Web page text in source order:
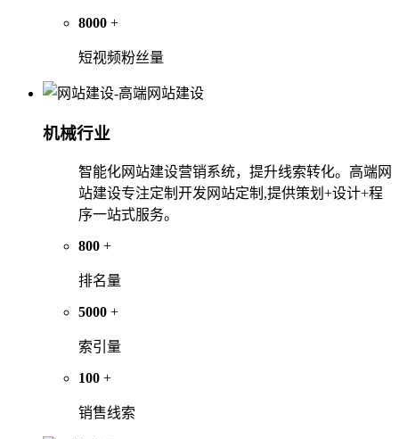
8000 +
短视频粉丝量
机械行业
智能化网站建设营销系统，提升线索转化。高端网
站建设专注定制开发网站定制,提供策划+设计+程
序一站式服务。
800 +
排名量
5000 +
索引量
100 +
销售线索